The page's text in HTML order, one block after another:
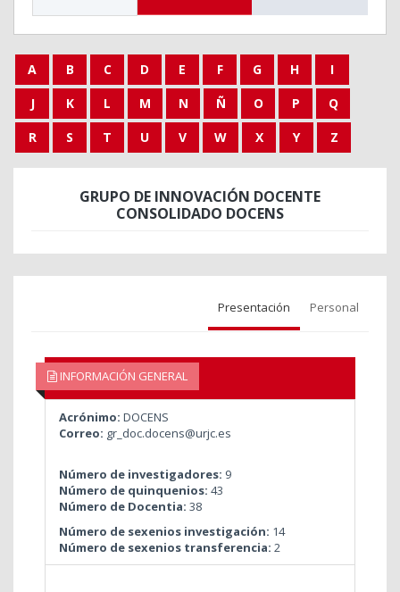
A B C D E F G H
I
J
K L M N Ñ O P
Q
R
S T U V W X Y Z
GRUPO DE INNOVACIÓN DOCENTE
CONSOLIDADO DOCENS
Presentación Personal
INFORMACIÓN GENERAL
Acrónimo: DOCENS
Correo: gr_doc.docens@urjc.es
Número de investigadores: 9
Número de quinquenios: 43
Número de Docentia: 38
Número de sexenios investigación: 14
Número de sexenios transferencia: 2